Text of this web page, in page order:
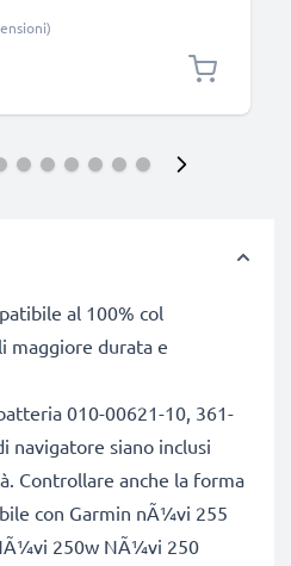
in PVC nero
al 100% col
maggiore durata e
010-00621-10, 361-
navigatore siano inclusi
Controllare anche la forma
con Garmin nÃ¼vi 255
250w NÃ¼vi 250